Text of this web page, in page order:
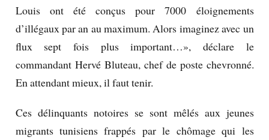
Louis ont été conçus pour 7000 éloignements
d’illégaux par an au maximum. Alors imaginez avec un
flux sept fois plus important…», déclare le
commandant Hervé Bluteau, chef de poste chevronné.
En attendant mieux, il faut tenir.
Ces délinquants notoires se sont mêlés aux jeunes
migrants tunisiens frappés par le chômage qui les